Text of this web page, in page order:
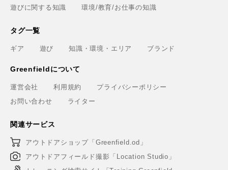
遊びに関する知識
環境/教育/お仕事の知識
タグ一覧
ギア 遊び 知識・環境・エリア ブランド
Greenfieldについて
運営会社 利用規約
プライバシーポリシー
お問い合わせ
ライター
関連サービス
アウトドアショップ「Greenfield.od」
アウトドアフィールド撮影「Location Studio」